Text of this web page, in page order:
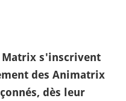
Matrix s'inscrivent
des Animatrix
dès leur